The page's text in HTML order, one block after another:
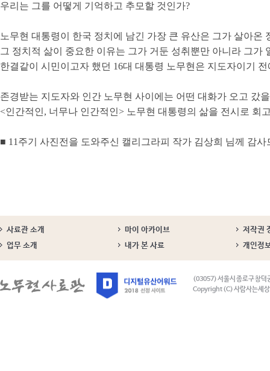
우리는 그를 어떻게 기억하고 추모할 것인가?
노무현 대통령이 한국 정치에 남긴 가장 큰 유산은 그가 살아온
그 정치적 삶이 중요한 이유는 그가 거둔 성취뿐만 아니라 그
한결같이 시민이고자 했던 16대 대통령 노무현은 지도자이기
존경받는 지도자와 인간 노무현 사이에는 어떤 대화가 오고 갔
<인간적인, 너무나 인간적인> 노무현 대통령의 삶을 전시로 회
■ 11주기 사진전을 도와주신 캘리그라피 작가 김상희 님께 감사
사료관 소개 마이 아카이브
저작권
업무 소개
내가 본 사료 개인정
(03057) 서울시 종로구 창덕
Copyright (C) 사람사는세